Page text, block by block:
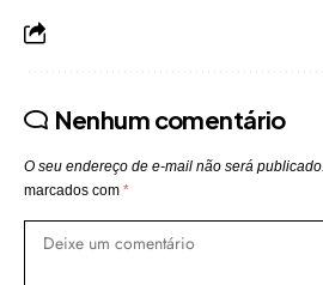
Nenhum comentário
O seu endereço de e-mail não será publicado.
marcados com *